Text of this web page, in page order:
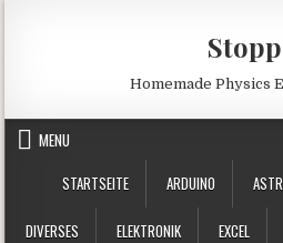
Homemade Physics
MENU
STARTSEITE
ARDUINO
DIVERSES ELEKTRONIK EXCEL